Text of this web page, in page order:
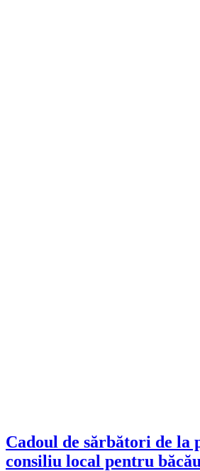
Cadoul de sărbători de la
consiliu local pentru